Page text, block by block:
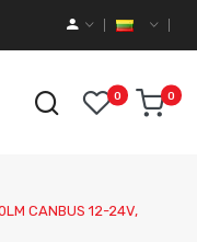
0 0
CANBUS 12-24V,